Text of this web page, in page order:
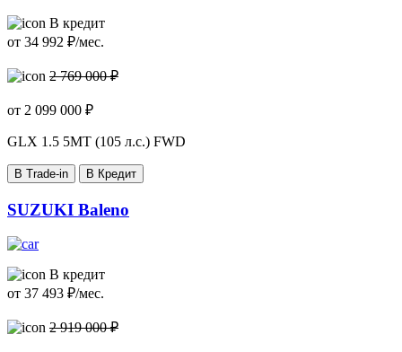
В кредит
от 34 992 ₽/мес.
2 769 000 ₽
от 2 099 000 ₽
GLX 1.5 5MT (105 л.с.) FWD
В Trade-in В Кредит
SUZUKI Baleno
В кредит
от 37 493 ₽/мес.
2 919 000 ₽